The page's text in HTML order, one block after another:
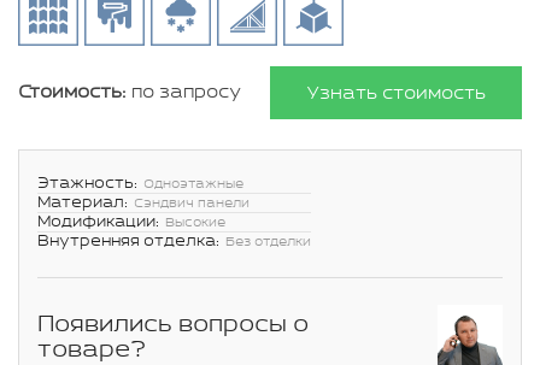
Стоимость: по запросу Узнать стоимость
Этажность: Одноэтажные
Материал: Сэндвич панели
Модификации: Высокие
Внутренняя отделка: Без отделки
Появились вопросы о
товаре?